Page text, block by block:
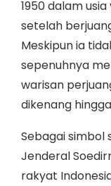
1950 dalam
setelah
Meskipun ia
sepenuhnya
warisan
dikenang
Sebagai simbol
Jenderal
rakyat